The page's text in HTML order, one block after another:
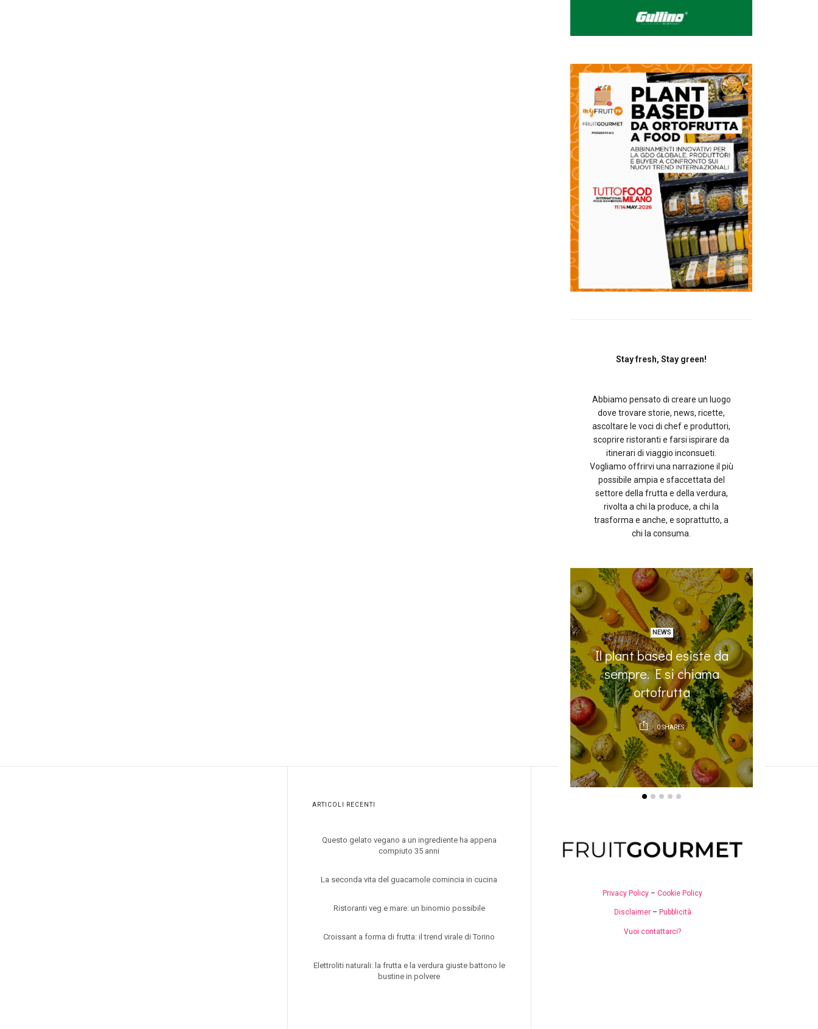
Stay fresh, Stay green!
Abbiamo pensato di creare un luogo
dove trovare storie, news, ricette,
ascoltare le voci di chef e produttori,
scoprire ristoranti e farsi ispirare da
itinerari di viaggio inconsueti.
Vogliamo offrirvi una narrazione il più
possibile ampia e sfaccettata del
settore della frutta e della verdura,
rivolta a chi la produce, a chi la
trasforma e anche, e soprattutto, a
chi la consuma.
NEWS
Il plant based esiste da
sempre. E si chiama
ortofrutta
0SHARES
ARTICOLI RECENTI
Questo gelato vegano a un ingrediente ha appena
compiuto 35 anni
La seconda vita del guacamole comincia in cucina
Ristoranti veg e mare: un binomio possibile
Croissant a forma di frutta: il trend virale di Torino
Elettroliti naturali: la frutta e la verdura giuste battono le
bustine in polvere
Privacy Policy –Cookie Policy
Disclaimer– Pubblicità
Vuoi contattarci?